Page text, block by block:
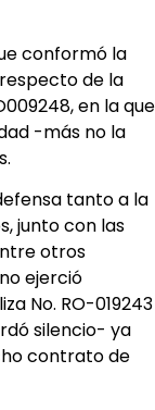
conformó la
de la
en la que
-más no la
tanto a la
junto con las
otros
ejerció
No. RO-019243
silencio- ya
contrato de